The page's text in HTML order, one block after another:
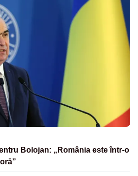
Bolojan: „România este într-o